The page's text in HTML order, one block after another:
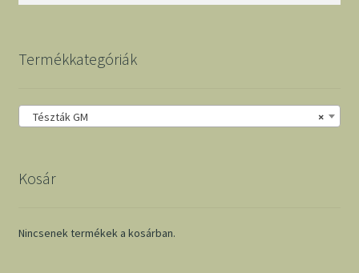
Termékkategóriák
×
Tészták GM
Kosár
Nincsenek termékek a kosárban.